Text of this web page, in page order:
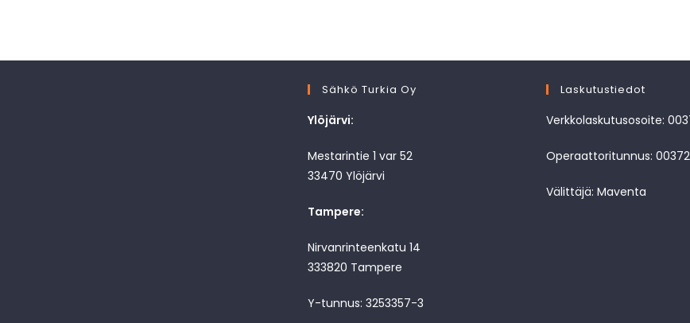
Sähkö Turkia Oy
Ylöjärvi:
Mestarintie 1 var 52
33470 Ylöjärvi
Tampere:
Nirvanrinteenkatu 14
333820 Tampere
Y-tunnus: 3253357-3
Laskutustiedot
Verkkolaskutusosoite:
Operaattoritunnus:
Välittäjä: Maventa